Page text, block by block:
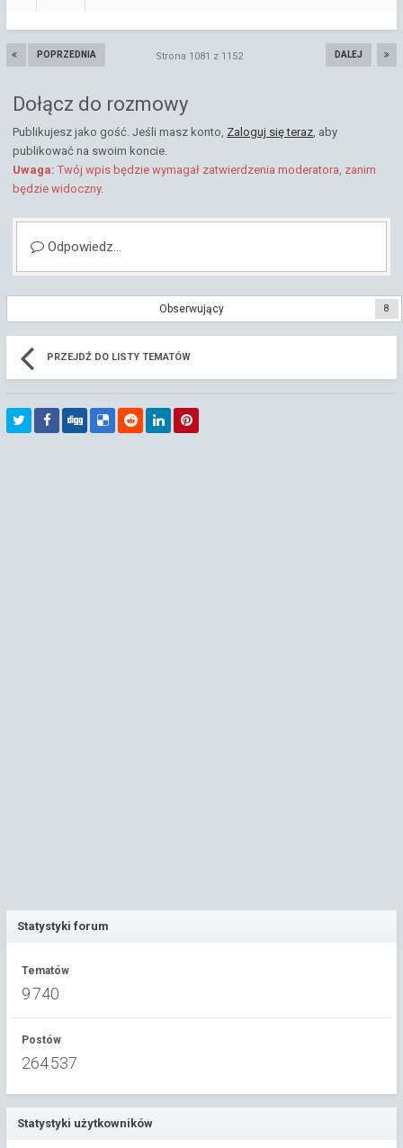
POPRZEDNIA DALEJ
Strona 1081 z 1152
Dołącz do rozmowy
Publikujesz jako gość. Jeśli masz konto, Zaloguj się teraz , aby
publikować na swoim koncie.
Uwaga: Twój wpis będzie wymagał zatwierdzenia moderatora, zanim
będzie widoczny.
Odpowiedz...
Obserwujący 8
PRZEJDŹ DO LISTY TEMATÓW
Statystyki forum
Tematów
9 740
Postów
264 537
Statystyki użytkowników